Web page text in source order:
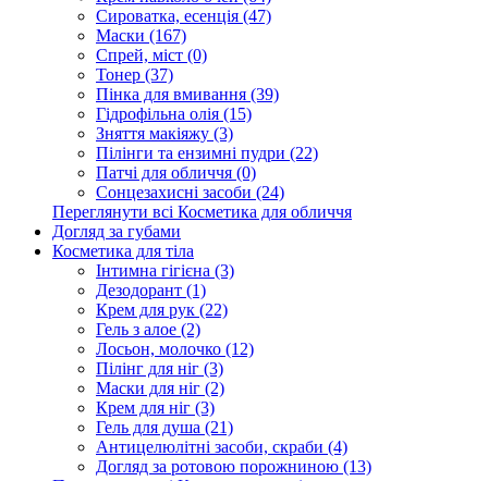
Сироватка, есенція (47)
Маски (167)
Спрей, міст (0)
Тонер (37)
Пінка для вмивання (39)
Гідрофільна олія (15)
Зняття макіяжу (3)
Пілінги та ензимні пудри (22)
Патчі для обличчя (0)
Сонцезахисні засоби (24)
Переглянути всі Косметика для обличчя
Догляд за губами
Косметика для тіла
Інтимна гігієна (3)
Дезодорант (1)
Крем для рук (22)
Гель з алое (2)
Лосьон, молочко (12)
Пілінг для ніг (3)
Маски для ніг (2)
Крем для ніг (3)
Гель для душа (21)
Антицелюлітні засоби, скраби (4)
Догляд за ротовою порожниною (13)